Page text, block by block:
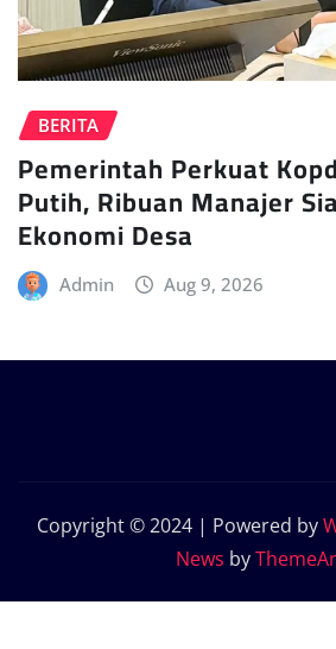
BERITA
Pemerintah Perkuat
Putih, Ribuan Manajer
Ekonomi Desa
Admin Aug 9, 2026
Copyright © 2024 | Powered by
News by